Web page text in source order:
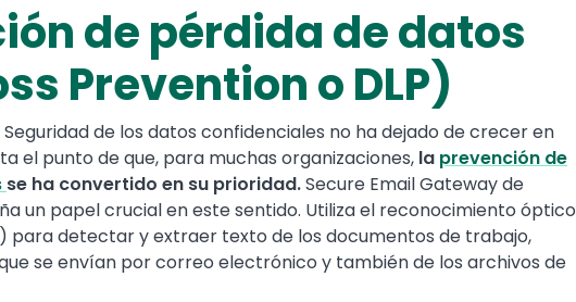
de pérdida de datos
Prevention o DLP)
de los datos confidenciales no ha dejado de crecer en
el punto de que, para muchas organizaciones, la prevención de
se ha convertido en su prioridad.Secure Email Gateway de
un papel crucial en este sentido. Utiliza el reconocimiento óptico
para detectar y extraer texto de los documentos de trabajo,
se envían por correo electrónico y también de los archivos de